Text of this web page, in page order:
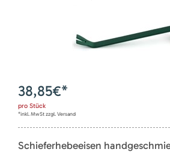
38,85€*
pro Stück
*inkl. MwSt zzgl. Versand
Schieferhebeeisen